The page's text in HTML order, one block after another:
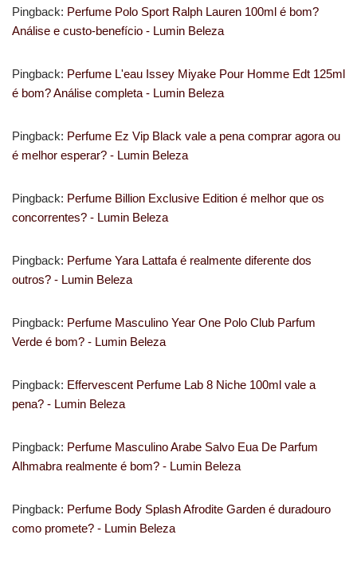
Pingback: Perfume Polo Sport Ralph Lauren 100ml é bom?
Análise e custo-benefício - Lumin Beleza
Pingback: Perfume L'eau Issey Miyake Pour Homme Edt 125ml
é bom? Análise completa - Lumin Beleza
Pingback: Perfume Ez Vip Black vale a pena comprar agora ou
é melhor esperar? - Lumin Beleza
Pingback: Perfume Billion Exclusive Edition é melhor que os
concorrentes? - Lumin Beleza
Pingback: Perfume Yara Lattafa é realmente diferente dos
outros? - Lumin Beleza
Pingback: Perfume Masculino Year One Polo Club Parfum
Verde é bom? - Lumin Beleza
Pingback: Effervescent Perfume Lab 8 Niche 100ml vale a
pena? - Lumin Beleza
Pingback: Perfume Masculino Arabe Salvo Eua De Parfum
Alhmabra realmente é bom? - Lumin Beleza
Pingback: Perfume Body Splash Afrodite Garden é duradouro
como promete? - Lumin Beleza